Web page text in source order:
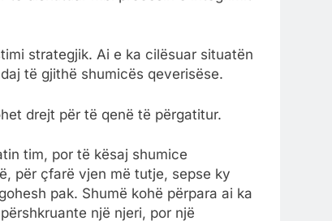
strategjik. Ai e ka cilësuar situatën
të gjithë shumicës qeverisëse.
drejt për të qenë të përgatitur.
tim, por të kësaj shumice
për çfarë vjen më tutje, sepse ky
pak. Shumë kohë përpara ai ka
një njeri, por një